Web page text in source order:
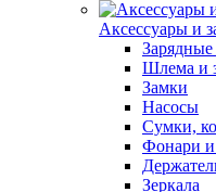
Аксессуары и
Зарядные
Шлема и
Замки
Насосы
Сумки,
Фонари и
Зеркала